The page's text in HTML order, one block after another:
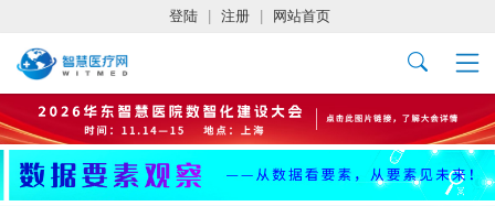
登陆 注册 网站首页